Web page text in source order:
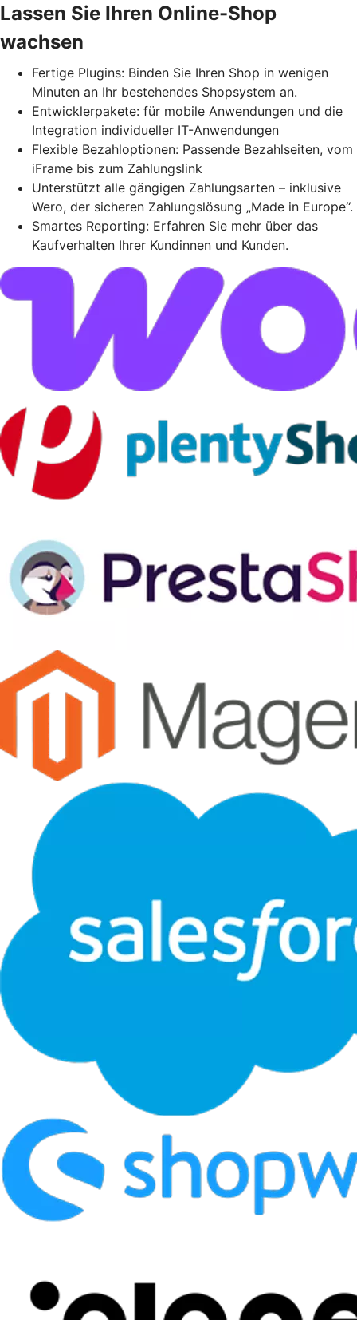
Lassen Sie Ihren Online-Shop
wachsen
Fertige Plugins: Binden Sie Ihren Shop in wenigen
Minuten an Ihr bestehendes Shopsystem an.
Entwicklerpakete: für mobile Anwendungen und die
Integration individueller IT-Anwendungen
Flexible Bezahloptionen: Passende Bezahlseiten, vom
iFrame bis zum Zahlungslink
Unterstützt alle gängigen Zahlungsarten – inklusive
Wero, der sicheren Zahlungslösung „Made in Europe“.
Smartes Reporting: Erfahren Sie mehr über das
Kaufverhalten Ihrer Kundinnen und Kunden.